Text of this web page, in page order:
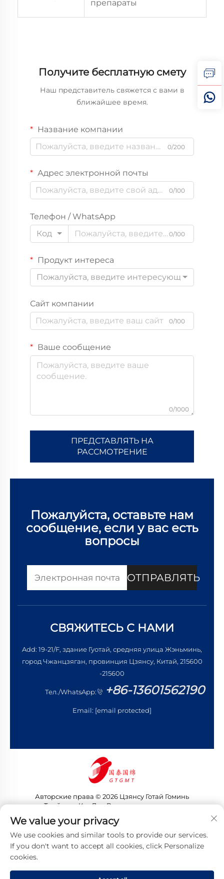
препараты
Получите бесплатную смету
Наш представитель свяжется с вами в
ближайшее время.
Название компании
0/200
Адрес электронной почты
0/100
Телефон / WhatsApp
Код
0/100
Продукт интереса
Пожалуйста, введите интересующий вас
Сайт компании
0/100
Ваше сообщение
0/1000
ПРЕДСТАВЛЯТЬ НА
РАССМОТРЕНИЕ
Пожалуйста, оставьте нам
сообщение, если у вас есть
вопросы
ОТПРАВЛЯТЬ
СВЯЖИТЕСЬ С НАМИ
Add: 19-21/F, здание Гуотай, средняя улица Жэньминь,
город Чжанцзяган, провинция Цзянсу, Китай, 215600
-215600
Тел./WhatsApp: +86-13601562190
Email: [email protected]
Авторские права © 2026 Цзянсу Готай Гоминь
Трейдинг Ко., Лтд. Все права защищены
Политика конфиденциальности
We value your privacy
We use cookies and similar tools to provide our services.
If you don't want to accept all cookies, click Personalize
cookies.